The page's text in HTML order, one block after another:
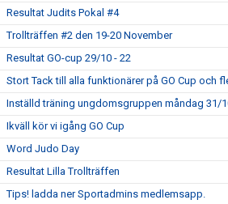
Resultat Judits Pokal #4
Trollträffen #2 den 19-20 November
Resultat GO-cup 29/10 - 22
Stort Tack till alla funktionärer på GO Cup och
Inställd träning ungdomsgruppen måndag 31/
Ikväll kör vi igång GO Cup
Word Judo Day
Resultat Lilla Trollträffen
Tips! ladda ner Sportadmins medlemsapp.